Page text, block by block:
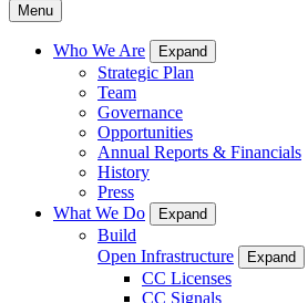
Menu
Who We Are Expand
Strategic Plan
Team
Governance
Opportunities
Annual Reports & Financials
History
Press
What We Do
Expand
Build
Open Infrastructure
Expand
CC Licenses
CC Signals